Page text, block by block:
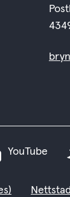
YouTube